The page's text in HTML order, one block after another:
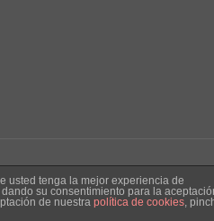
bis, 48930 Getxo | Tel. 944630033
de uso
Aviso legal
usted tenga la mejor experiencia de
su consentimiento para la
de nuestra política de cookies,